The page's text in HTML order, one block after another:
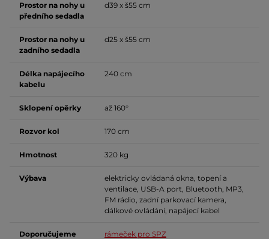
Prostor na nohy u
předního sedadla
d39 x š55 cm
Prostor na nohy u
zadního sedadla
d25 x š55 cm
Délka napájecího
kabelu
240 cm
Sklopení opěrky až 160°
Rozvor kol 170 cm
Hmotnost 320 kg
Výbava
elektricky ovládaná okna, topení a
ventilace, USB-A port, Bluetooth, MP3,
FM rádio, zadní parkovací kamera,
dálkové ovládání, napájecí kabel
Doporučujeme
rámeček pro SPZ